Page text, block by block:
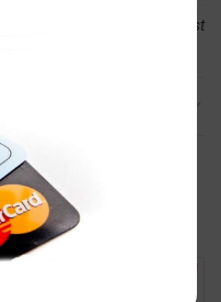
Promo Best